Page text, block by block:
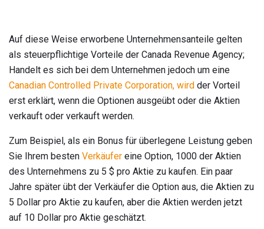
Auf diese Weise erworbene Unternehmensanteile gelten
als steuerpflichtige Vorteile der Canada Revenue Agency;
Handelt es sich bei dem Unternehmen jedoch um eine
Canadian Controlled Private Corporation, wird der Vorteil
erst erklärt, wenn die Optionen ausgeübt oder die Aktien
verkauft oder verkauft werden.
Zum Beispiel, als ein Bonus für überlegene Leistung geben
Sie Ihrem besten Verkäufer eine Option, 1000 der Aktien
des Unternehmens zu 5 $ pro Aktie zu kaufen. Ein paar
Jahre später übt der Verkäufer die Option aus, die Aktien zu
5 Dollar pro Aktie zu kaufen, aber die Aktien werden jetzt
auf 10 Dollar pro Aktie geschätzt.